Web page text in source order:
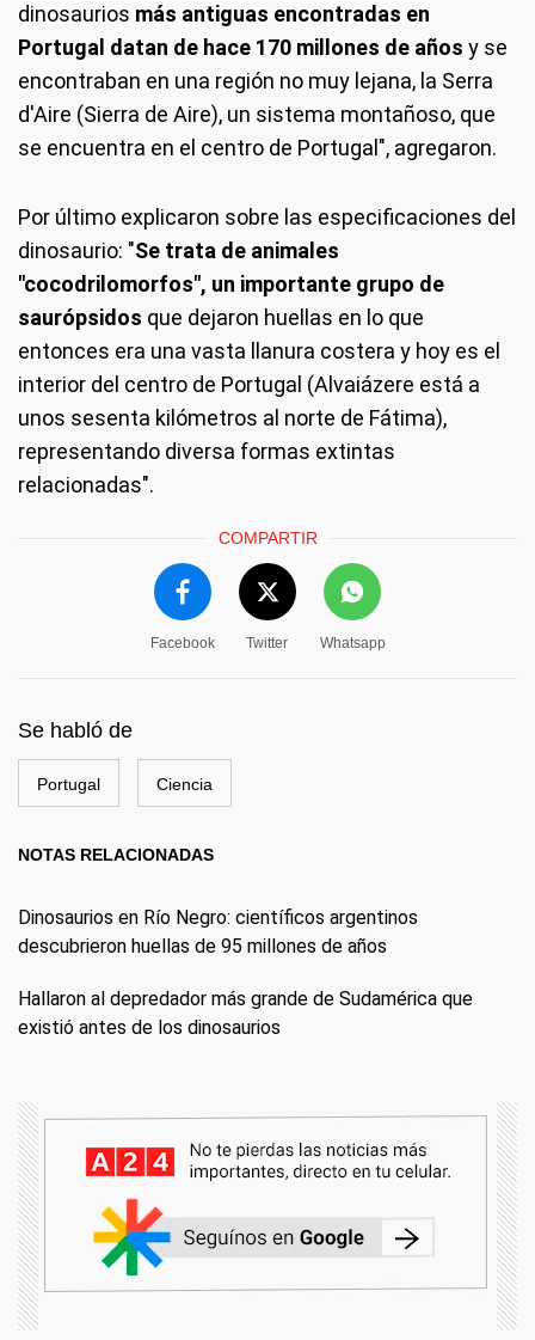
dinosaurios más antiguas encontradas en
Portugal datan de hace 170 millones de años y se
encontraban en una región no muy lejana, la Serra
d'Aire (Sierra de Aire), un sistema montañoso, que
se encuentra en el centro de Portugal", agregaron.
Por último explicaron sobre las especificaciones del
dinosaurio: "Se trata de animales
"cocodrilomorfos", un importante grupo de
saurópsidos que dejaron huellas en lo que
entonces era una vasta llanura costera y hoy es el
interior del centro de Portugal (Alvaiázere está a
unos sesenta kilómetros al norte de Fátima),
representando diversa formas extintas
relacionadas".
COMPARTIR
Facebook Twitter Whatsapp
Se habló de
Portugal Ciencia
NOTAS RELACIONADAS
Dinosaurios en Río Negro: científicos argentinos
descubrieron huellas de 95 millones de años
Hallaron al depredador más grande de Sudamérica que
existió antes de los dinosaurios